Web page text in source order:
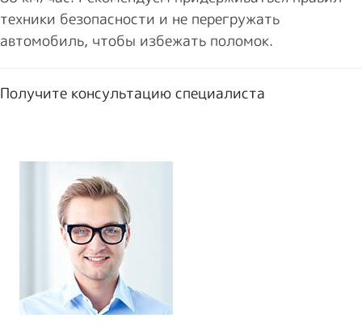
техники безопасности и не перегружать
автомобиль, чтобы избежать поломок.
Получите консультацию специалиста